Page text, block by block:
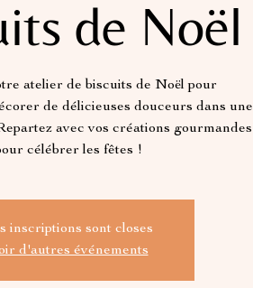
de Noël
atelier de biscuits de Noël pour
de délicieuses douceurs dans une
avec vos créations gourmandes
célébrer les fêtes !
inscriptions sont closes
d'autres événements